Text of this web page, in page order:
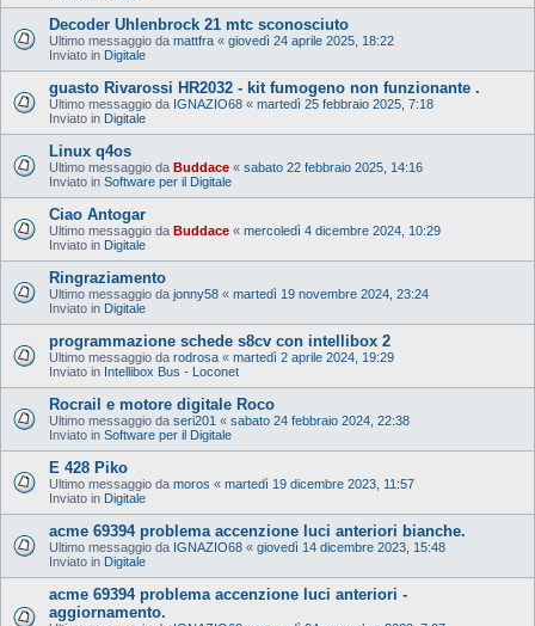
Decoder Uhlenbrock 21 mtc sconosciuto
Ultimo messaggio da mattfra « giovedì 24 aprile 2025, 18:22
Inviato in Digitale
guasto Rivarossi HR2032 - kit fumogeno non funzionante .
Ultimo messaggio da IGNAZIO68 « martedì 25 febbraio 2025, 7:18
Inviato in Digitale
Linux q4os
Ultimo messaggio da Buddace « sabato 22 febbraio 2025, 14:16
Inviato in Software per il Digitale
Ciao Antogar
Ultimo messaggio da Buddace « mercoledì 4 dicembre 2024, 10:29
Inviato in Digitale
Ringraziamento
Ultimo messaggio da jonny58 « martedì 19 novembre 2024, 23:24
Inviato in Digitale
programmazione schede s8cv con intellibox 2
Ultimo messaggio da rodrosa « martedì 2 aprile 2024, 19:29
Inviato in Intellibox Bus - Loconet
Rocrail e motore digitale Roco
Ultimo messaggio da seri201 « sabato 24 febbraio 2024, 22:38
Inviato in Software per il Digitale
E 428 Piko
Ultimo messaggio da moros « martedì 19 dicembre 2023, 11:57
Inviato in Digitale
acme 69394 problema accenzione luci anteriori bianche.
Ultimo messaggio da IGNAZIO68 « giovedì 14 dicembre 2023, 15:48
Inviato in Digitale
acme 69394 problema accenzione luci anteriori -
aggiornamento.